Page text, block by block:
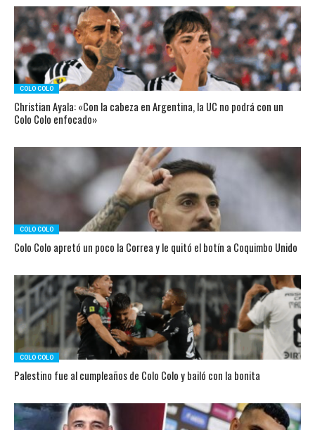
COLO COLO
Christian Ayala: «Con la cabeza en Argentina, la UC no podrá con un
Colo Colo enfocado»
COLO COLO
Colo Colo apretó un poco la Correa y le quitó el botín a Coquimbo Unido
COLO COLO
Palestino fue al cumpleaños de Colo Colo y bailó con la bonita